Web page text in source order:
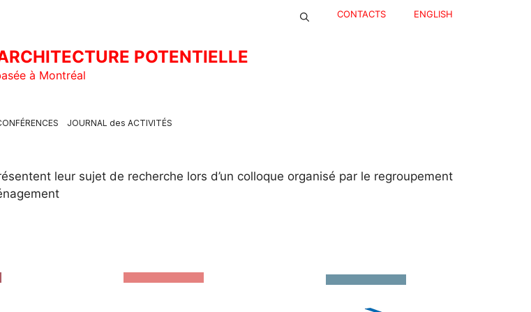
CONTACTS ENGLISH
POTENTIELLE
à Montréal
JOURNAL des ACTIVITÉS
leur sujet de recherche lors d’un colloque organisé par le regroupement